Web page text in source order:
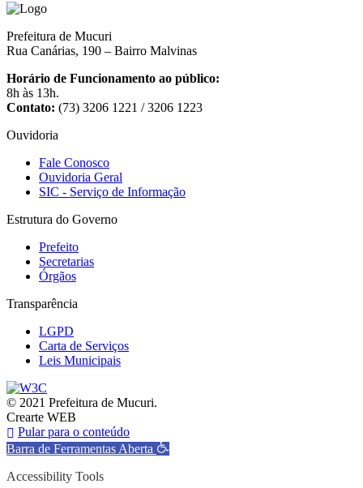
Prefeitura de Mucuri
Rua Canárias, 190 – Bairro Malvinas
Horário de Funcionamento ao público:
8h às 13h.
Contato: (73) 3206 1221 / 3206 1223
Ouvidoria
Fale Conosco
Ouvidoria Geral
SIC - Serviço de Informação
Estrutura do Governo
Prefeito
Secretarias
Órgãos
Transparência
LGPD
Carta de Serviços
Leis Municipais
© 2021 Prefeitura de Mucuri.
Crearte WEB
Pular para o conteúdo
Barra de Ferramentas Aberta
Accessibility Tools